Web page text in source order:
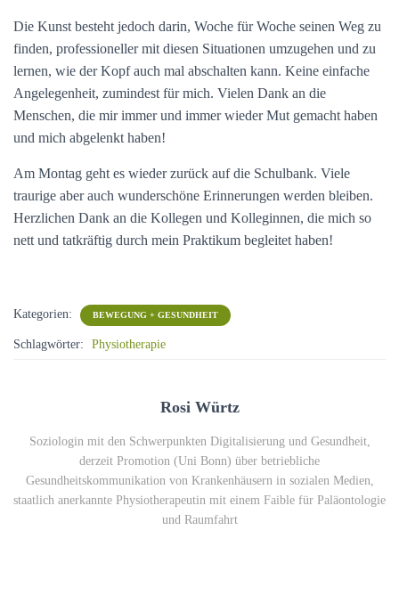
Die Kunst besteht jedoch darin, Woche für Woche seinen Weg zu
finden, professioneller mit diesen Situationen umzugehen und zu
lernen, wie der Kopf auch mal abschalten kann. Keine einfache
Angelegenheit, zumindest für mich. Vielen Dank an die
Menschen, die mir immer und immer wieder Mut gemacht haben
und mich abgelenkt haben!
Am Montag geht es wieder zurück auf die Schulbank. Viele
traurige aber auch wunderschöne Erinnerungen werden bleiben.
Herzlichen Dank an die Kollegen und Kolleginnen, die mich so
nett und tatkräftig durch mein Praktikum begleitet haben!
Kategorien: BEWEGUNG + GESUNDHEIT
Schlagwörter: Physiotherapie
Rosi Würtz
Soziologin mit den Schwerpunkten Digitalisierung und Gesundheit,
derzeit Promotion (Uni Bonn) über betriebliche
Gesundheitskommunikation von Krankenhäusern in sozialen Medien,
staatlich anerkannte Physiotherapeutin mit einem Faible für Paläontologie
und Raumfahrt